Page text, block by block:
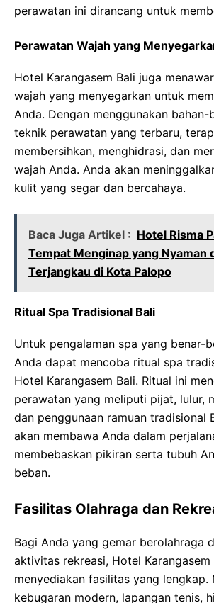
perawatan ini dirancang untuk
Perawatan Wajah yang
Hotel Karangasem Bali juga
wajah yang menyegarkan untuk
Anda. Dengan menggunakan bahan-
teknik perawatan yang terbaru,
membersihkan, menghidrasi, dan
wajah Anda. Anda akan
kulit yang segar dan bercahaya.
Baca Juga Artikel : Hotel Risma
Tempat Menginap yang Nyaman
Terjangkau di Kota Palopo
Ritual Spa Tradisional Bali
Untuk pengalaman spa yang benar-
Anda dapat mencoba ritual spa
Hotel Karangasem Bali. Ritual ini
perawatan yang meliputi pijat, lulur,
dan penggunaan ramuan tradisional
akan membawa Anda dalam
membebaskan pikiran serta tubuh
beban.
Fasilitas Olahraga dan
Bagi Anda yang gemar berolahraga
aktivitas rekreasi, Hotel Karangasem
menyediakan fasilitas yang lengkap.
kebugaran modern, lapangan tenis,